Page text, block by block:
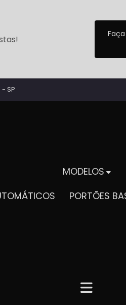
SP
MODELOS
PORTÕES